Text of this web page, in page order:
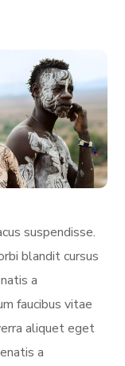
suspendisse.
blandit cursus
a
faucibus vitae
aliquet eget
a